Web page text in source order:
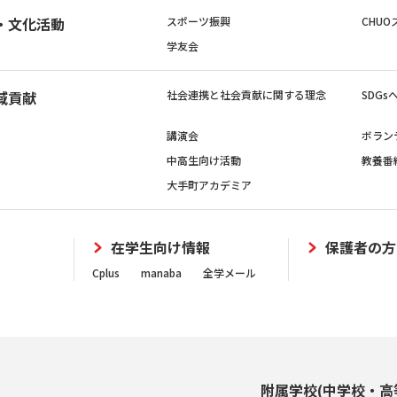
文化活動 スポーツ振興
CHUO
学友会
貢献 社会連携と社会貢献に関する理念 SDGs
講演会
ボラン
中高生向け活動
教養番
大手町アカデミア
在学生向け情報
Cplus manaba 全学メール
保護者の
附属学校(中学校・